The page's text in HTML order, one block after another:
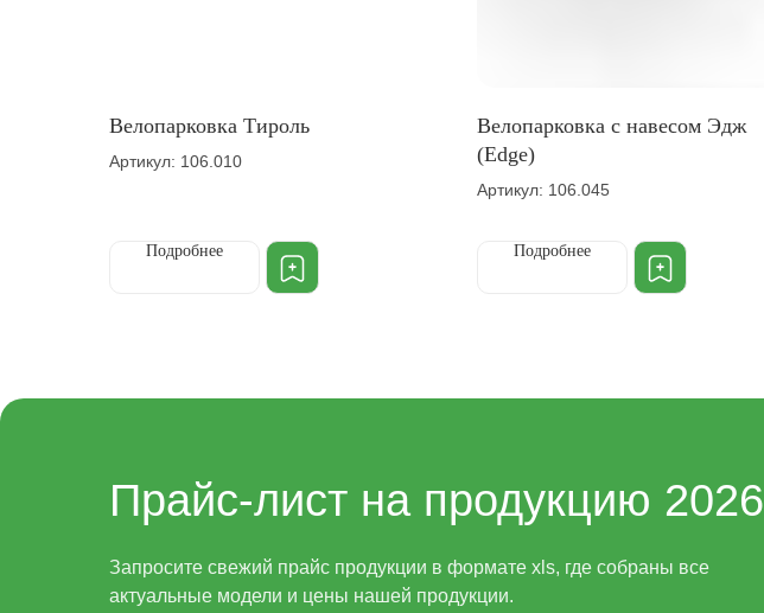
Велопарковка Тироль
Артикул: 106.010
Подробнее
Велопарковка с навесом Эдж
(Edge)
Артикул: 106.045
Подробнее
Прайс-лист на продукцию 2026
Запросите свежий прайс продукции в формате xls, где собраны все
актуальные модели и цены нашей продукции.